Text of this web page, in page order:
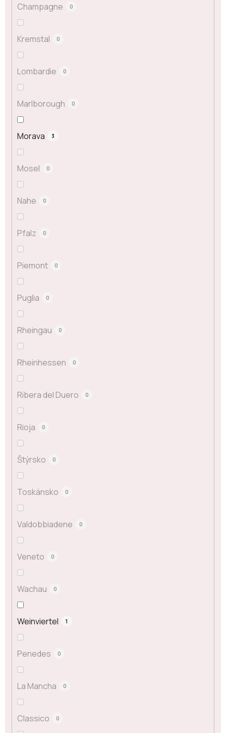
Champagne 0
Kremstal 0
Lombardie 0
Marlborough 0
Morava 3
Mosel 0
Nahe 0
Pfalz 0
Piemont 0
Puglia 0
Rheingau 0
Rheinhessen 0
Ribera del Duero 0
Rioja 0
Štýrsko 0
Toskánsko 0
Valdobbiadene 0
Veneto 0
Wachau 0
Weinviertel 1
Penedes 0
La Mancha 0
Classico 0